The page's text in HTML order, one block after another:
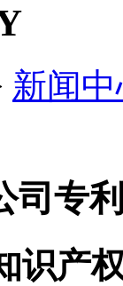
新闻
司专
识产